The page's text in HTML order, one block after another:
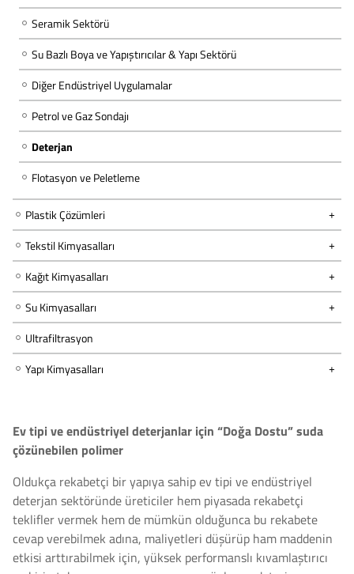
Seramik Sektörü
Su Bazlı Boya ve Yapıştırıcılar & Yapı Sektörü
Diğer Endüstriyel Uygulamalar
Petrol ve Gaz Sondajı
Deterjan
Flotasyon ve Peletleme
Plastik Çözümleri
Tekstil Kimyasalları
Kağıt Kimyasalları
Su Kimyasalları
Ultrafiltrasyon
Yapı Kimyasalları
Ev tipi ve endüstriyel deterjanlar için “Doğa Dostu” suda
çözünebilen polimer
Oldukça rekabetçi bir yapıya sahip ev tipi ve endüstriyel
deterjan sektöründe üreticiler hem piyasada rekabetçi
teklifler vermek hem de mümkün olduğunca bu rekabete
cevap verebilmek adına, maliyetleri düşürüp ham maddenin
etkisi arttırabilmek için, yüksek performanslı kıvamlaştırıcı